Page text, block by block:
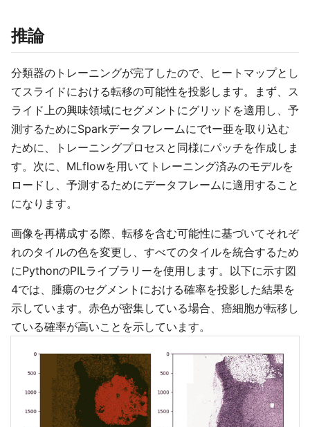
推論
分類器のトレーニングが完了したので、ヒートマップとし
てスライドにおける転移の可能性を投影します。まず、ス
ライド上の興味領域にセグメントにグリッドを適用し、予
測するためにSparkデータフレームにでtー亜を取り込む
ために、トレーニングプロセスと同様にパッチを作成しま
す。次に、MLflowを用いてトレーニング済みのモデルを
ロードし、予測するためにデータフレームに適用すること
になります。
画像を再構成する際、転移を含む可能性に基づいてそれぞ
れのタイルの色を変更し、すべてのタイルを統合するため
にPythonのPILライブラリーを使用します。以下に示す図
4では、腫瘍のセグメントにおける確率を投影した結果を
示しています。赤色が密集している場合、癌細胞が転移し
ている確率が高いことを示しています。